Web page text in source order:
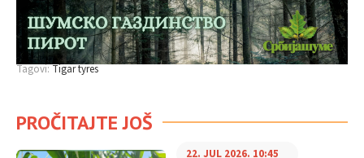
Tagovi:Tigar tyres
PROČITAJTE JOŠ
22. JUL 2026. 10:45